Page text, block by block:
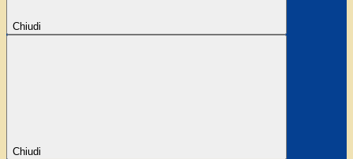
Chiudi
Chiudi